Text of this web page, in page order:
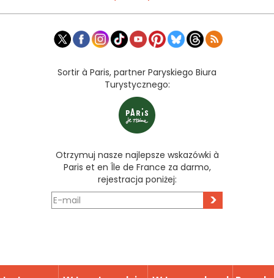
Sortir à Paris, partner Paryskiego Biura
Turystycznego:
Otrzymuj nasze najlepsze wskazówki à
Paris et en Île de France za darmo,
rejestracja poniżej:
>